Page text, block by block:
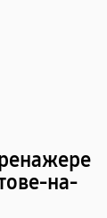
на-